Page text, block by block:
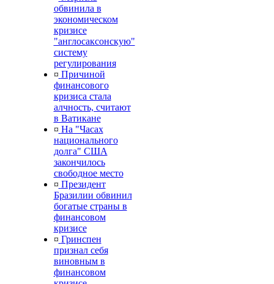
обвинила в
экономическом
кризисе
"англосаксонскую"
систему
регулирования
¤ Причиной
финансового
кризиса стала
алчность, считают
в Ватикане
¤ На "Часах
национального
долга" США
закончилось
свободное место
¤ Президент
Бразилии обвинил
богатые страны в
финансовом
кризисе
¤ Гринспен
признал себя
виновным в
финансовом